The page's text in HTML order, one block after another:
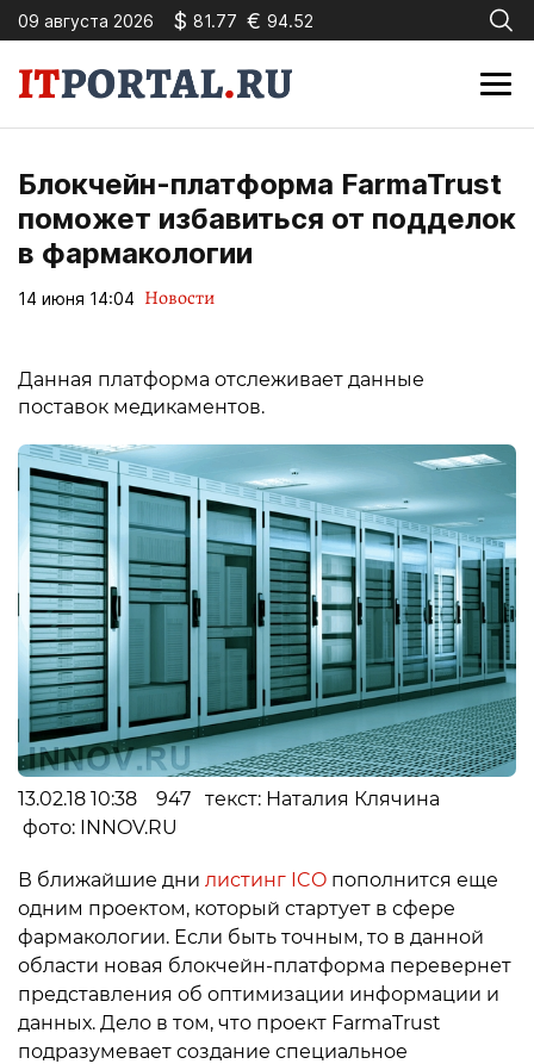
09 августа 2026 $ 81.77 € 94.52
Блокчейн-платформа FarmaTrust
поможет избавиться от подделок
в фармакологии
14 июня 14:04 Новости
Данная платформа отслеживает данные
поставок медикаментов.
13.02.18 10:38 947 текст: Наталия Клячина
фото: INNOV.RU
В ближайшие дни листинг ICO пополнится еще
одним проектом, который стартует в сфере
фармакологии. Если быть точным, то в данной
области новая блокчейн-платформа перевернет
представления об оптимизации информации и
данных. Дело в том, что проект FarmaTrust
подразумевает создание специальное